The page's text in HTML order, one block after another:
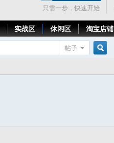
只需一步，快速开始
实战区 休闲区 淘宝店铺
帖子